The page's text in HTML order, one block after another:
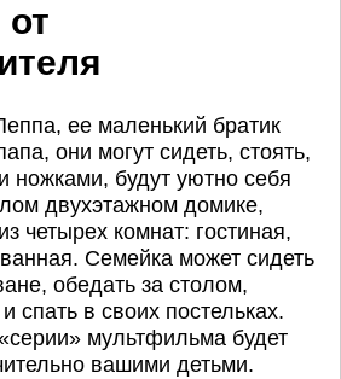
ее маленький братик
они могут сидеть, стоять,
ножками, будут уютно себя
двухэтажном домике,
четырех комнат: гостиная,
Семейка может сидеть
обедать за столом,
спать в своих постельках.
мультфильма будет
вашими детьми.